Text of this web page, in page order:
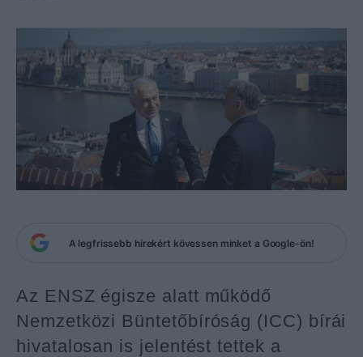
A legfrissebb hírekért kövessen minket a Google-ön!
Az ENSZ égisze alatt működő
Nemzetközi Büntetőbíróság (ICC) bírái
hivatalosan is jelentést tettek a